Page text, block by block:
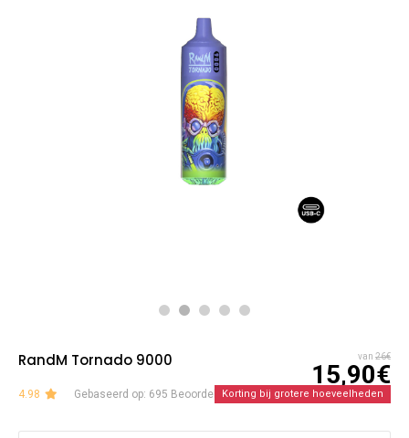
RandM Tornado 9000 van 26€
15,90€
4.98 Gebaseerd op: 695 BeoordelingenKorting bij grotere hoeveelheden